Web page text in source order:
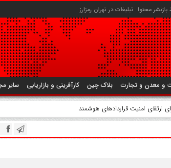
بازنشر محتوا تبلیغات در تهران رمزارز
و معدن و تجارت بلاک چین کارآفرینی و بازاریابی سایر